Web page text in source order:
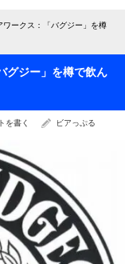
ワークス：「バグジー」を樽
グジー」を樽で飲ん
を書く ビアっぷる